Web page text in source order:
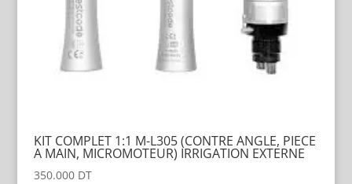
KIT COMPLET 1:1 M-L305 (CONTRE ANGLE, PIECE
A MAIN, MICROMOTEUR) IRRIGATION EXTERNE
350.000DT